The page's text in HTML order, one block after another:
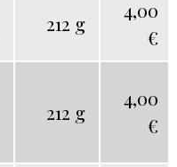
212 g
4,00
€
212 g
4,00
€